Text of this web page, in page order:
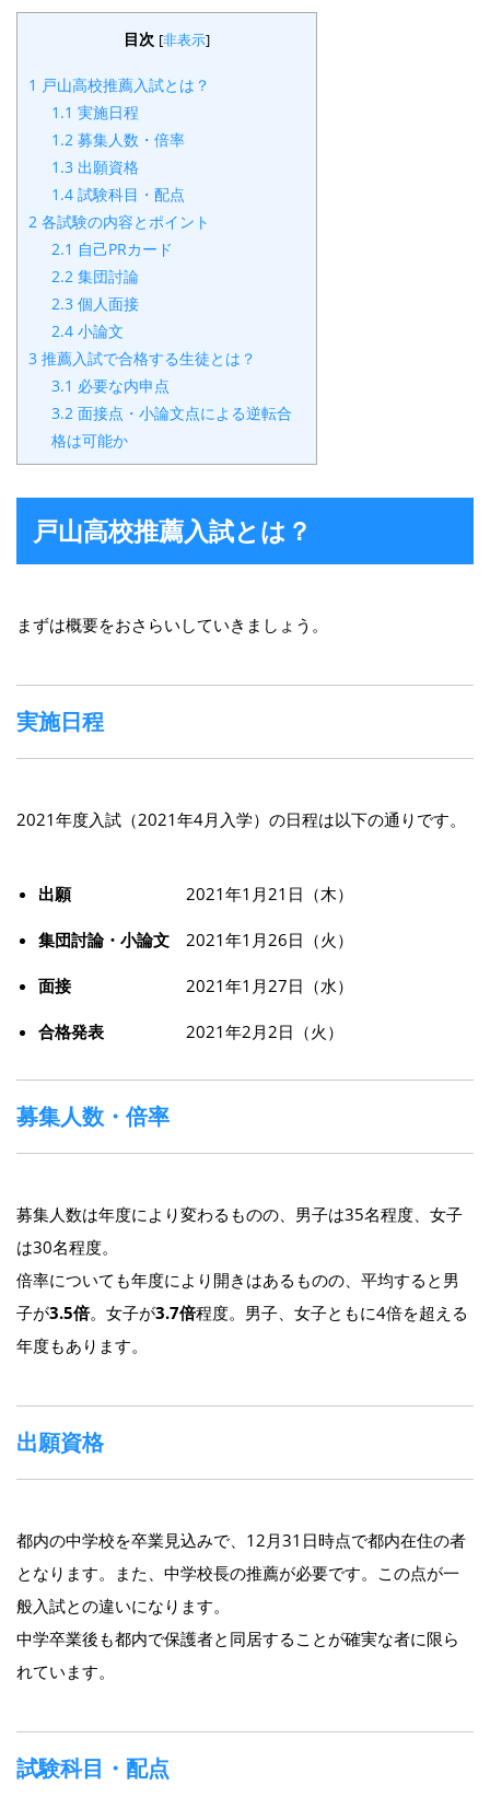
目次 [非表示]
1 戸山高校推薦入試とは？
1.1 実施日程
1.2 募集人数・倍率
1.3 出願資格
1.4 試験科目・配点
2 各試験の内容とポイント
2.1 自己PRカード
2.2 集団討論
2.3 個人面接
2.4 小論文
3 推薦入試で合格する生徒とは？
3.1 必要な内申点
3.2 面接点・小論文点による逆転合
格は可能か
戸山高校推薦入試とは？
まずは概要をおさらいしていきましょう。
実施日程
2021年度入試（2021年4月入学）の日程は以下の通りです。
出願2021年1月21日（木）
集団討論・小論文 2021年1月26日（火）
面接2021年1月27日（水）
合格発表 2021年2月2日（火）
募集人数・倍率
募集人数は年度により変わるものの、男子は35名程度、女子
は30名程度。
倍率についても年度により開きはあるものの、平均すると男
子が3.5倍。女子が3.7倍程度。男子、女子ともに4倍を超える
年度もあります。
出願資格
都内の中学校を卒業見込みで、12月31日時点で都内在住の者
となります。また、中学校長の推薦が必要です。この点が一
般入試との違いになります。
中学卒業後も都内で保護者と同居することが確実な者に限ら
れています。
試験科目・配点